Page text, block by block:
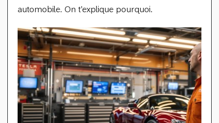
automobile. On t’explique pourquoi.